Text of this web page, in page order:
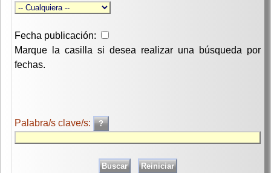
Fecha publicación:
Marque la casilla si desea realizar una búsqueda por
fechas.
Palabra/s clave/s: